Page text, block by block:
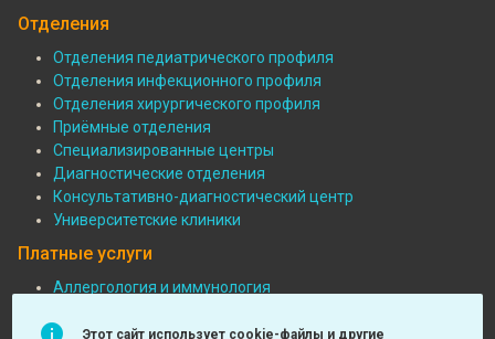
Отделения
Подвал:
Отделения
Отделения педиатрического профиля
Отделения инфекционного профиля
Отделения хирургического профиля
Приёмные отделения
Специализированные центры
Диагностические отделения
Консультативно-диагностический центр
Университетские клиники
Платные услуги
Подвал:
Аллергология и иммунология
Функциональная диагностика
Этот сайт использует cookie-файлы и другие